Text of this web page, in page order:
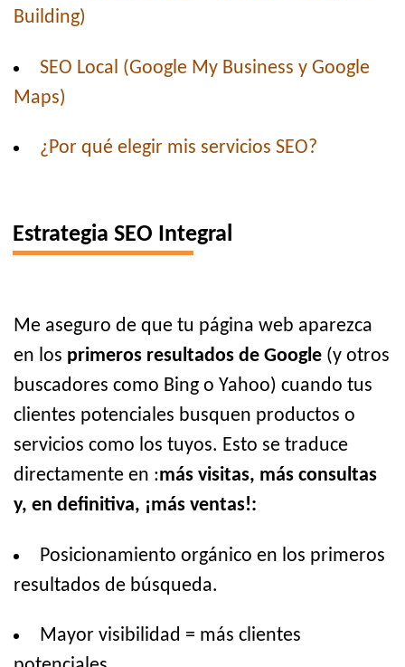
Building)
SEO Local (Google My Business y Google
Maps)
¿Por qué elegir mis servicios SEO?
Estrategia SEO Integral
Me aseguro de que tu página web aparezca
en los primeros resultados de Google (y otros
buscadores como Bing o Yahoo) cuando tus
clientes potenciales busquen productos o
servicios como los tuyos. Esto se traduce
directamente en :más visitas, más consultas
y, en definitiva, ¡más ventas!:
Posicionamiento orgánico en los primeros
resultados de búsqueda.
Mayor visibilidad = más clientes